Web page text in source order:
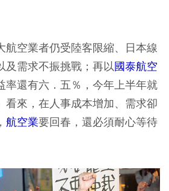
航空業者仍受陸客限縮、日本線
及需求不振挑戰；再以國泰航空
率還有六．五％，今年上半年就
看來，在人事成本增加、需求卻
航空業要回春，還必須耐心等待